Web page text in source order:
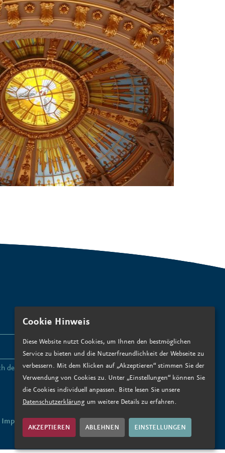
Cookie Hinweis
Diese Website nutzt Cookies, um Ihnen den bestmöglichen
Service zu bieten und die Nutzerfreundlichkeit der Webseite zu
verbessern. Mit dem Klicken auf „Akzeptieren“ stimmen Sie der
Verwendung von Cookies zu. Unter „Einstellungen“ können Sie
die Cookies individuell anpassen. Bitte lesen Sie unsere
Datenschutzerklärung um weitere Details zu erfahren.
AKZEPTIEREN ABLEHNEN EINSTELLUNGEN
ANMELDEN
den Datenschutzbedingungen zu.*
Impressum Datenschutz